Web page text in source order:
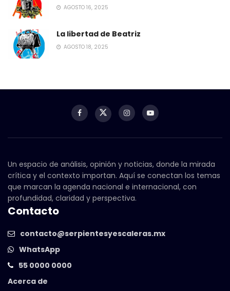
AGOSTO 16, 2025
La libertad de Beatriz
AGOSTO 18, 2025
Un espacio de análisis, opinión y noticias, donde la mirada
crítica y el contexto importan. Aquí se conectan los temas
que marcan la agenda nacional e internacional, con
profundidad, claridad y perspectiva.
Contacto
contacto@serpientesyescaleras.mx
WhatsApp
55 0000 0000
Acerca de